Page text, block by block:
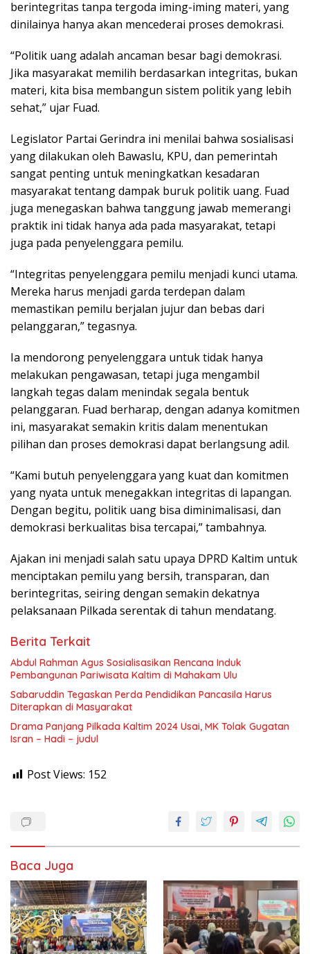
berintegritas tanpa tergoda iming-iming materi, yang
dinilainya hanya akan mencederai proses demokrasi.
“Politik uang adalah ancaman besar bagi demokrasi.
Jika masyarakat memilih berdasarkan integritas, bukan
materi, kita bisa membangun sistem politik yang lebih
sehat,” ujar Fuad.
Legislator Partai Gerindra ini menilai bahwa sosialisasi
yang dilakukan oleh Bawaslu, KPU, dan pemerintah
sangat penting untuk meningkatkan kesadaran
masyarakat tentang dampak buruk politik uang. Fuad
juga menegaskan bahwa tanggung jawab memerangi
praktik ini tidak hanya ada pada masyarakat, tetapi
juga pada penyelenggara pemilu.
“Integritas penyelenggara pemilu menjadi kunci utama.
Mereka harus menjadi garda terdepan dalam
memastikan pemilu berjalan jujur dan bebas dari
pelanggaran,” tegasnya.
Ia mendorong penyelenggara untuk tidak hanya
melakukan pengawasan, tetapi juga mengambil
langkah tegas dalam menindak segala bentuk
pelanggaran. Fuad berharap, dengan adanya komitmen
ini, masyarakat semakin kritis dalam menentukan
pilihan dan proses demokrasi dapat berlangsung adil.
“Kami butuh penyelenggara yang kuat dan komitmen
yang nyata untuk menegakkan integritas di lapangan.
Dengan begitu, politik uang bisa diminimalisasi, dan
demokrasi berkualitas bisa tercapai,” tambahnya.
Ajakan ini menjadi salah satu upaya DPRD Kaltim untuk
menciptakan pemilu yang bersih, transparan, dan
berintegritas, seiring dengan semakin dekatnya
pelaksanaan Pilkada serentak di tahun mendatang.
Berita Terkait
Abdul Rahman Agus Sosialisasikan Rencana Induk
Pembangunan Pariwisata Kaltim di Mahakam Ulu
Sabaruddin Tegaskan Perda Pendidikan Pancasila Harus
Diterapkan di Masyarakat
Drama Panjang Pilkada Kaltim 2024 Usai, MK Tolak Gugatan
Isran – Hadi – judul
Post Views: 152
Baca Juga